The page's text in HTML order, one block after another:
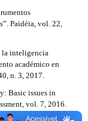
Paidéia, vol. 22,
la inteligencia
académico en
n. 3, 2017.
Basic issues in
vol. 7, 2016.